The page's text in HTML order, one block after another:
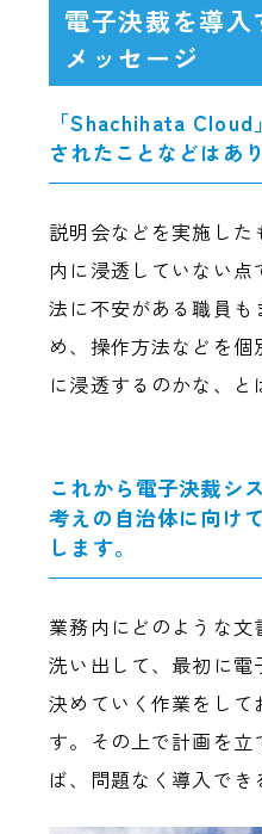
電子決裁を導
メッセージ
「Shachihata
されたことなどはあ
説明会などを実施し
内に浸透していない
法に不安がある職員も
め、操作方法などを
に浸透するのかな、と
これから電子決裁シ
考えの自治体に向け
します。
業務内にどのような
洗い出して、最初に電
決めていく作業をして
す。その上で計画を
ば、問題なく導入でき